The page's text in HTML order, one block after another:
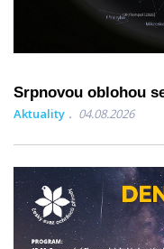
Srpnovou oblohou
Aktuality 04.08.2026